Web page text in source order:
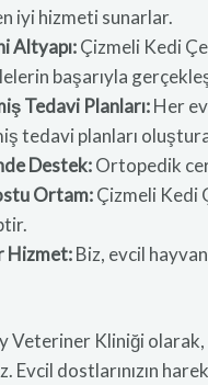
iyi hizmeti sunarlar.
Altyapı:Çizmeli Kedi
başarıyla
Tedavi Planları:Her
tedavi planları
Destek:Ortopedik
Ortam:Çizmeli Kedi
Hizmet:Biz, evcil
Kliniği olarak,
Evcil dostlarınızın